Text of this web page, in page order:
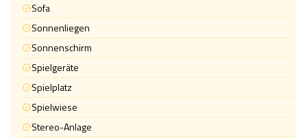
Sofa
Sonnenliegen
Sonnenschirm
Spielgeräte
Spielplatz
Spielwiese
Stereo-Anlage